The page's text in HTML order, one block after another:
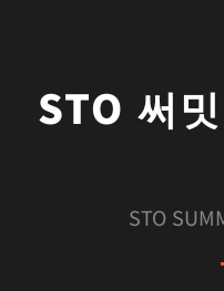
STO 써
STO